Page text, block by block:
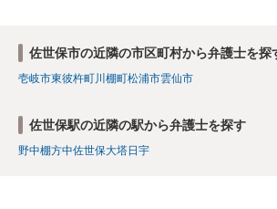
佐世保市の近隣の市区町村から弁護士を探
壱岐市東彼杵町川棚町松浦市雲仙市
佐世保駅の近隣の駅から弁護士を探す
野中棚方中佐世保大塔日宇